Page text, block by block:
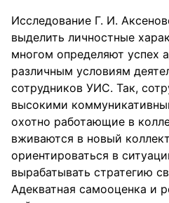
Исследование Г. И.
выделить личностные
многом определяют успех
различным условиям
сотрудников УИС. Так,
высокими
охотно работающие в
вживаются в новый
ориентироваться в
вырабатывать стратегию
Адекватная самооценка и